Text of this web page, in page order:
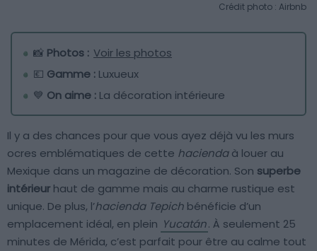
Crédit photo : Airbnb
📸 Photos : Voir les photos
💶 Gamme : Luxueux
💙 On aime : La décoration intérieure
Il y a des chances pour que vous ayez déjà vu les murs
ocres emblématiques de cette haciendaà louer au
Mexique dans un magazine de décoration. Son superbe
intérieur haut de gamme mais au charme rustique est
unique. De plus, l’hacienda Tepich bénéficie d’un
emplacement idéal, en plein Yucatán. À seulement 25
minutes de Mérida, c’est parfait pour être au calme tout